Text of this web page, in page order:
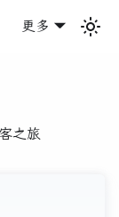
更多
之旅